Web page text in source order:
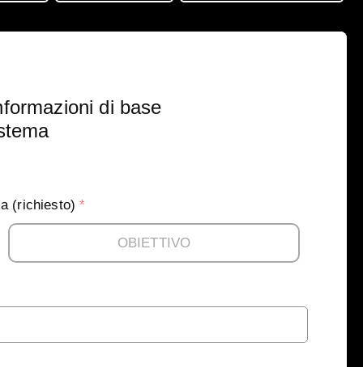
di base
(richiesto)*
OBIETTIVO